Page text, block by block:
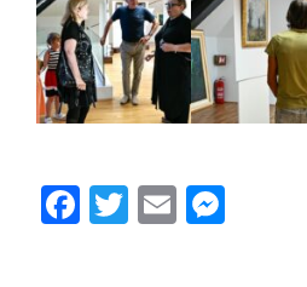
Facebook
Twitter
Email